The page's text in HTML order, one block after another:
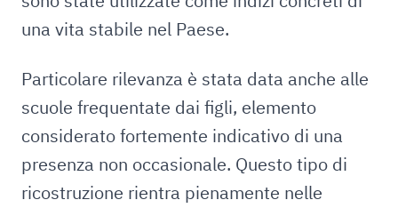
una vita stabile nel Paese.
Particolare rilevanza è stata data anche alle
scuole frequentate dai figli, elemento
considerato fortemente indicativo di una
presenza non occasionale. Questo tipo di
ricostruzione rientra pienamente nelle